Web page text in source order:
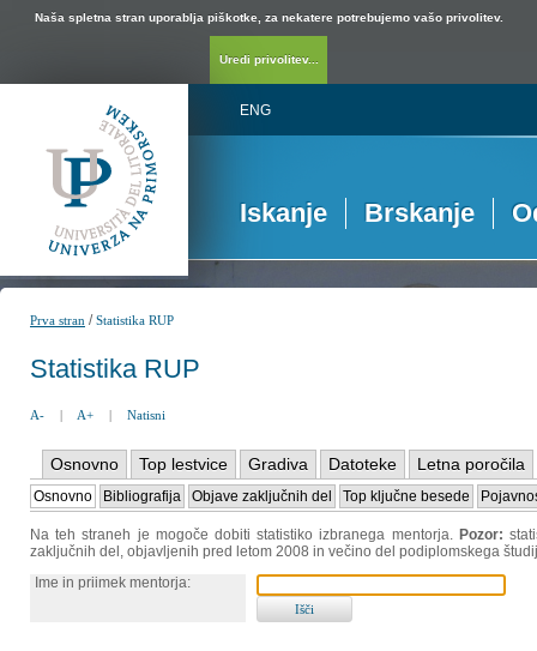
Naša spletna stran uporablja piškotke, za nekatere potrebujemo vašo privolitev.
Uredi privolitev...
ENG
Iskanje Brskanje
Prva stran /Statistika RUP
Statistika RUP
A- | A+ | Natisni
Osnovno Top lestvice Gradiva Datoteke Letna poročila
Osnovno Bibliografija Objave zaključnih del Top ključne besede
Na teh straneh je mogoče dobiti statistiko izbranega mentorja. Pozor:
zaključnih del, objavljenih pred letom 2008 in večino del podiplomskega
Ime in priimek mentorja: